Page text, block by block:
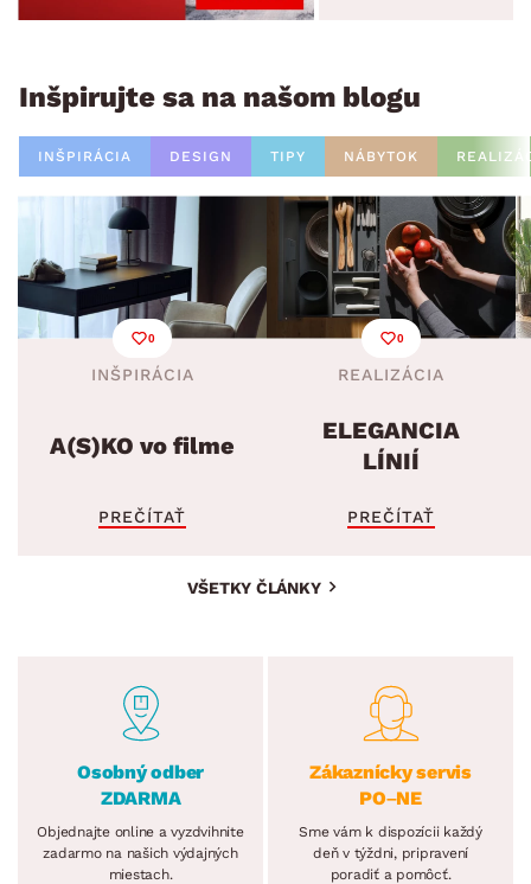
Inšpirujte sa na našom blogu
INŠPIRÁCIA DESIGN TIPY NÁBYTOK
0
INŠPIRÁCIA
A(S)KO vo filme
PREČÍTAŤ
0
REALIZÁCIA
ELEGANCIA
LÍNIÍ
PREČÍTAŤ
VŠETKY ČLÁNKY
Osobný odber
ZDARMA
Objednajte online a vyzdvihnite
zadarmo na našich výdajných
miestach.
Zákaznícky servis
PO–NE
Sme vám k dispozícii každý
deň v týždni, pripravení
poradiť a pomôcť.